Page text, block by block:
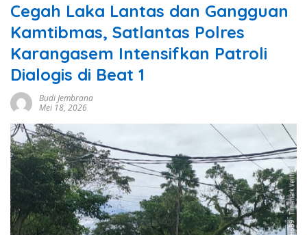
Cegah Laka Lantas dan Gangguan
Kamtibmas, Satlantas Polres
Karangasem Intensifkan Patroli
Dialogis di Beat 1
Budi Jembrana
Mei 18, 2026